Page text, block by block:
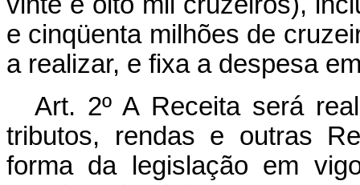
e cinqüenta milhões de
a realizar, e fixa a despesa
Art. 2º A Receita será
tributos, rendas e outras
forma da legislação em